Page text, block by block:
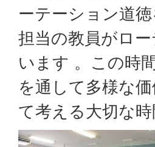
ーテーション道
担当の教員がロ
います 。この時
を通して多様な
て考える大切な